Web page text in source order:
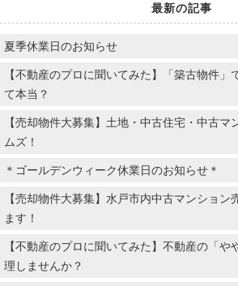
最新の記事
夏季休業日のお知らせ
【不動産のプロに聞いてみた】「築古物件」
て本当？
【売却物件大募集】土地・中古住宅・中古マ
ムズ！
＊ゴールデンウィーク休業日のお知らせ＊
【売却物件大募集】水戸市内中古マンション
ます！
【不動産のプロに聞いてみた】不動産の「や
理しませんか？